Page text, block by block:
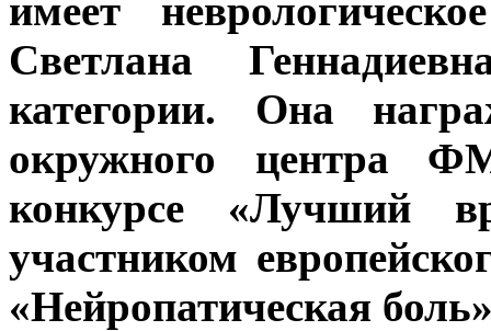
имеет
Светлана
категории. Она
окружного центра
конкурсе «Лучший
участником
«Нейропатическая